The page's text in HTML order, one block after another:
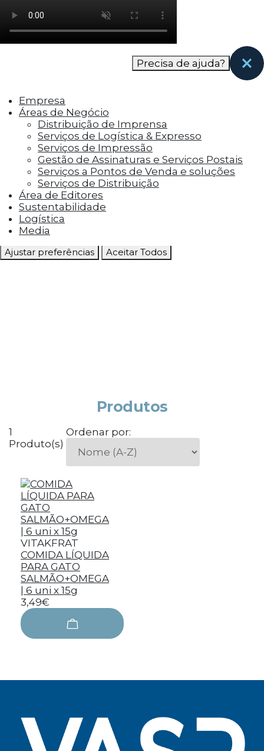
como os visitantes interagem com o site. Esses
cookies ajudam a fornecer informações sobre
as métricas do número de visitantes, taxa de
rejeição, origem do tráfego, etc.
funcionalidades, como compartilhar o
conteúdo do site em plataformas de social
media, coletar feedbacks e outros recursos de
terceiros.
Cookies Marketing
Os cookies de marketing são usados para
entregar aos visitantes anúncios
personalizados com base nas páginas que eles
visitaram antes e analisar a eficácia da
campanha publicitária.
Ajustar preferências Aceitar Todos
Precisa de ajuda?
Empresa
Áreas de Negócio
Distribuição de Imprensa
Serviços de Logística & Expresso
Serviços de Impressão
Gestão de Assinaturas e Serviços Postais
Serviços a Pontos de Venda e soluções
Serviços de Distribuição
Área de Editores
Sustentabilidade
Logística
Media
Produtos
1
Produto(s)
Ordenar por:
VITAKFRAT
COMIDA LÍQUIDA
PARA GATO
SALMÃO+OMEGA
| 6 uni x 15g
3,49€